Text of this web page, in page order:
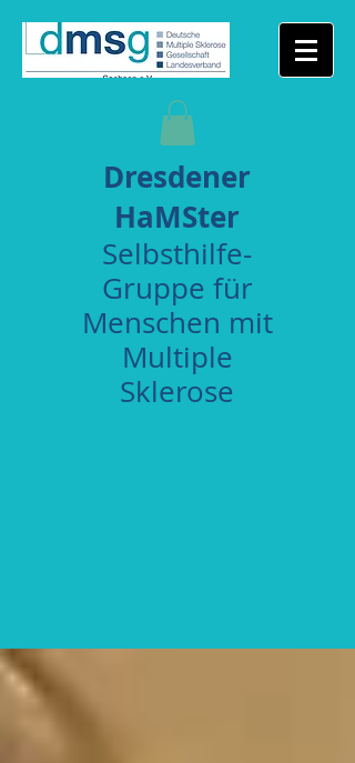
Dresdener
HaMSter
Selbsthilfe-
Gruppe für
Menschen mit
Multiple
Sklerose